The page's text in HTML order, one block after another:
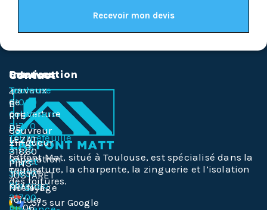
Recevoir mon devis
Laffont Mat, situé à Toulouse, est spécialisé dans la
couverture, la charpente, la zinguerie et l’isolation
des toitures.
5/5 sur Google
Services
Travaux
de
couverture
Couvreur
Zingueur
Réparation
Toiture
Nettoyage
Toiture
Intervention
Toulouse
31000
Colomiers
31770
Tournefeuille
31170
Muret
31600
Blagnac
31700
Contact
4
B
RTE
DE
LEZAT
31860
PINS-
JUSTARET
FRANCE
06